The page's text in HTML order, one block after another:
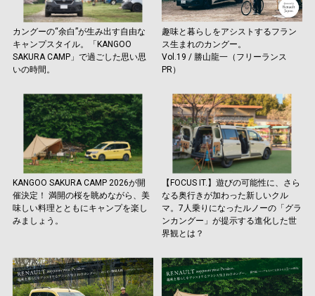
カングーの“余白”が生み出す自由な
キャンプスタイル。「KANGOO
SAKURA CAMP」で過ごした思い思
いの時間。
趣味と暮らしをアシストするフラン
ス生まれのカングー。
Vol.19 / 勝山龍一（フリーランス
PR）
KANGOO SAKURA CAMP 2026が開
催決定！ 満開の桜を眺めながら、美
味しい料理とともにキャンプを楽し
みましょう。
【FOCUS IT.】遊びの可能性に、さら
なる奥行きが加わった新しいクル
マ。7人乗りになったルノーの「グラ
ンカングー」が提示する進化した世
界観とは？